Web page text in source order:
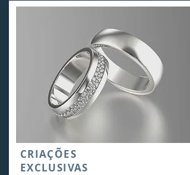
CRIAÇÕES
EXCLUSIVAS